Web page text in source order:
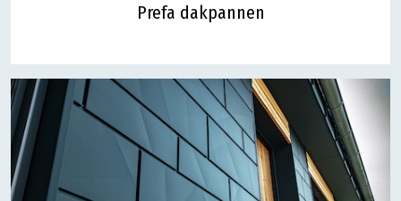
Prefa dakpannen